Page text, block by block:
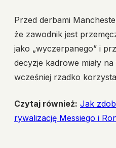
Przed derbami
że zawodnik jest
jako „wyczerpanego” i
decyzje kadrowe miały
wcześniej rzadko
Czytaj również: Jak
rywalizację Messiego i